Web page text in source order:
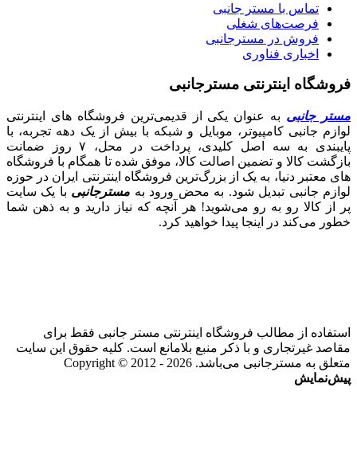
تماس با مستر جانبی
فرصت‌های شغلی
فروش در مسترجانبی
اخباری فناوری
فروشگاه اینترنتی مسترجانبی
مستر جانبی به عنوان یکی از قدیمی‌ترین فروشگاه های اینترنتی
لوازم جانبی کامپیوتر، موبایل و شبکه با بیش از یک دهه تجربه، با
پایبندی به سه اصل کلیدی، پرداخت در محل، ۷ روز ضمانت
بازگشت کالا و تضمین اصالت کالا، موفق شده تا همگام با فروشگاه‌
های معتبر دنیا، به یک از بزرگ‌ترین فروشگاه اینترنتی ایران در حوزه
لوازم جانبی تبدیل شود. به محض ورود به مسترجانبی با یک سایت
پر از کالا رو به رو می‌شوید! هر آنچه که نیاز دارید و به ذهن شما
خطور می‌کند در اینجا پیدا خواهید کرد.
استفاده از مطالب فروشگاه اینترنتی مستر جانبی فقط برای
مقاصد غیرتجاری و با ذکر منبع بلامانع است. کلیه حقوق این سایت
متعلق به مسترجانبی می‌باشد. Copyright © 2012 - 2026
پیش‌نمایش